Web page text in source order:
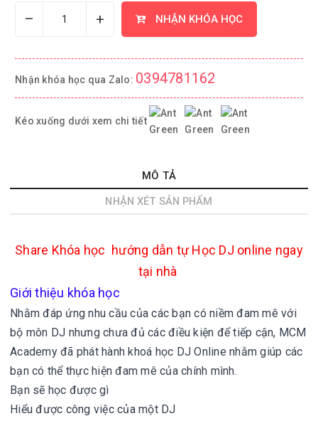
– + NHẬN KHÓA HỌC
Nhận khóa học qua Zalo: 0394781162
Kéo xuống dưới xem chi tiết
MÔ TẢ
NHẬN XÉT SẢN PHẨM
Share Khóa học hướng dẫn tự Học DJ online ngay
tại nhà
Giới thiệu khóa học
Nhằm đáp ứng nhu cầu của các bạn có niềm đam mê với
bộ môn DJ nhưng chưa đủ các điều kiện để tiếp cận, MCM
Academy đã phát hành khoá học DJ Online nhằm giúp các
bạn có thể thực hiện đam mê của chính mình.
Bạn sẽ học được gì
Hiểu được công việc của một DJ